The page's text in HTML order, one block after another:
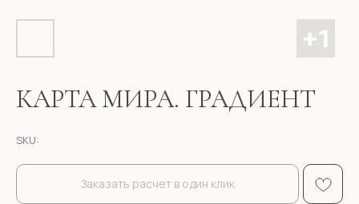
КАРТА МИРА. ГРАДИЕНТ
SKU:
Заказать расчет в один клик